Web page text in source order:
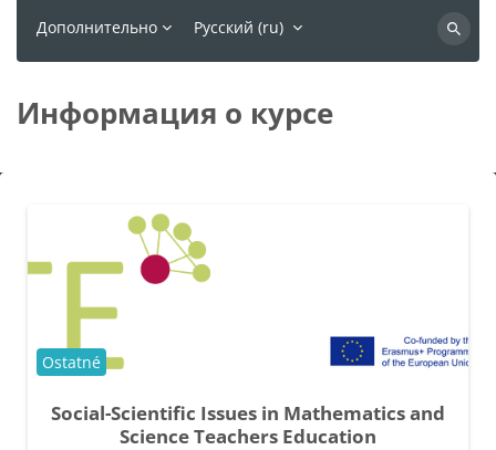
Дополнительно Русский ‎(ru)‎
Поиск
курса
Информация о курсе
Social-Scientific Issues in Mathematics and
Science Teachers Education
Категория курса
Ostatné